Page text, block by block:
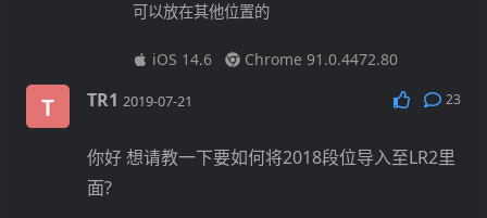
可以放在其他位置的
iOS 14.6 Chrome 91.0.4472.80
TR1 2019-07-21 23
你好 想请教一下要如何将2018段位导入至LR2里
面?